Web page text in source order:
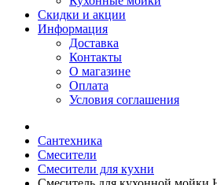
Скидки и акции
Информация
Доставка
Контакты
О магазине
Оплата
Условия соглашения
Сантехника
Смесители
Смесители для кухни